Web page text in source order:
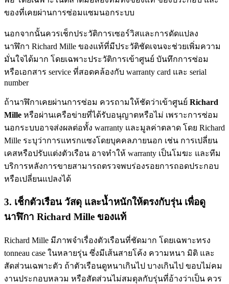
ของที่เคยผ่านการซ่อมแซมนอกระบบ
นอกจากนั้นควรเช็กประวัติการเซอร์วิสและการดัดแปลง
นาฬิกา Richard Mille ของแท้ที่มีประวัติชัดเจนจะช่วยเพิ่มความ
มั่นใจได้มาก โดยเฉพาะประวัติการเข้าศูนย์ บันทึกการซ่อม
หรือเอกสาร service ที่สอดคล้องกับ warranty card และ serial
number
ถ้านาฬิกาเคยผ่านการซ่อม ควรถามให้ชัดว่าเข้าศูนย์ Richard
Mille หรือผ่านเครือข่ายที่ได้รับอนุญาตหรือไม่ เพราะการซ่อม
นอกระบบอาจส่งผลต่อทั้ง warranty และมูลค่าตลาด โดย Richard
Mille ระบุว่าการแทรกแซงโดยบุคคลภายนอก เช่น การเปลี่ยน
เคสหรือปรับแต่งตัวเรือน อาจทำให้ warranty เป็นโมฆะ และทีม
บริการหลังการขายสามารถตรวจพบร่องรอยการถอดประกอบ
หรือเปลี่ยนแปลงได้
3. เช็กตัวเรือน วัสดุ และน้ำหนักให้ตรงกับรุ่น เพื่อดู
นาฬิกา Richard Mille ของแท้
Richard Mille มีภาพจำเรื่องตัวเรือนที่ชัดมาก โดยเฉพาะทรง
tonneau case ในหลายรุ่น ซึ่งมีเส้นสายโค้ง ความหนา มิติ และ
สัดส่วนเฉพาะตัว ถ้าตัวเรือนดูหนาเกินไป บางเกินไป ขอบไม่คม
งานประกอบหลวม หรือสัดส่วนไม่สมดุลกับรุ่นที่อ้างว่าเป็น ควร